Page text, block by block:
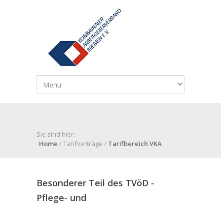
Sie sind hier:
Home / Tarifverträge / Tarifbereich VKA
Besonderer Teil des TVöD -
Pflege- und